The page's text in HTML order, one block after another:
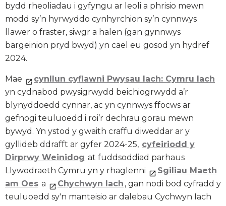
bydd rheoliadau i gyfyngu ar leoli a phrisio mewn
modd sy’n hyrwyddo cynhyrchion sy’n cynnwys
llawer o fraster, siwgr a halen (gan gynnwys
bargeinion pryd bwyd) yn cael eu gosod yn hydref
2024.
Mae
cynllun cyflawni Pwysau Iach: Cymru Iach
yn cydnabod pwysigrwydd beichiogrwydd a’r
blynyddoedd cynnar, ac yn cynnwys ffocws ar
gefnogi teuluoedd i roi’r dechrau gorau mewn
bywyd. Yn ystod y gwaith craffu diweddar ar y
gyllideb ddrafft ar gyfer 2024-25, cyfeiriodd y
Dirprwy Weinidog at fuddsoddiad parhaus
Llywodraeth Cymru yn y rhaglenni
Sgiliau Maeth
am Oes a Chychwyn Iach , gan nodi bod cyfradd y
teuluoedd sy'n manteisio ar dalebau Cychwyn Iach